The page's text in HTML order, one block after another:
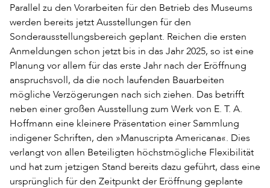
Parallel zu den Vorarbeiten für den Betrieb des Museums
werden bereits jetzt Ausstellungen für den
Sonderausstellungsbereich geplant. Reichen die ersten
Anmeldungen schon jetzt bis in das Jahr 2025, so ist eine
Planung vor allem für das erste Jahr nach der Eröffnung
anspruchsvoll, da die noch laufenden Bauarbeiten
mögliche Verzögerungen nach sich ziehen. Das betrifft
neben einer großen Ausstellung zum Werk von E. T. A.
Hoffmann eine kleinere Präsentation einer Sammlung
indigener Schriften, den »Manuscripta Americana«. Dies
verlangt von allen Beteiligten höchstmögliche Flexibilität
und hat zum jetzigen Stand bereits dazu geführt, dass eine
ursprünglich für den Zeitpunkt der Eröffnung geplante